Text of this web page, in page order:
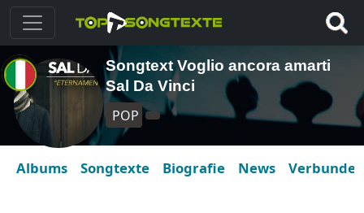
Songtext Voglio ancora amarti
Sal Da Vinci
POP
Albums Songtexte Biografie News Verbunden